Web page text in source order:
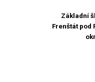
Základní
Frenštát pod